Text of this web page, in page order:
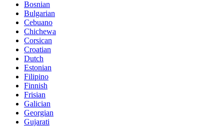
Bosnian
Bulgarian
Cebuano
Chichewa
Corsican
Croatian
Dutch
Estonian
Filipino
Finnish
Frisian
Galician
Georgian
Gujarati